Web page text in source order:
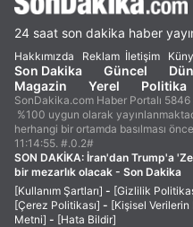
24 saat son dakika haber
Hakkımızda Reklam İletişim
Son Dakika Güncel
Magazin
Yerel Politika
SonDakika.com Haber Portalı
%100 uygun olarak
herhangi bir ortamda basılması
11:14:55. #.0.2#
SON DAKİKA: İran'dan Trump'a
bir mezarlık olacak - Son Dakika
[Kullanım Şartları] - [Gizlilik
[Çerez Politikası] - [Kişisel Verilerin
Metni] - [Hata Bildir]